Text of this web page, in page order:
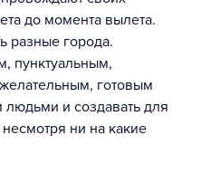
до момента вылета.
разные города.
пунктуальным,
готовым
и создавать для
ни на какие